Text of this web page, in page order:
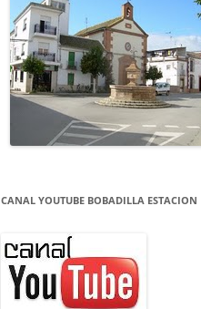
CANAL YOUTUBE BOBADILLA ESTACION